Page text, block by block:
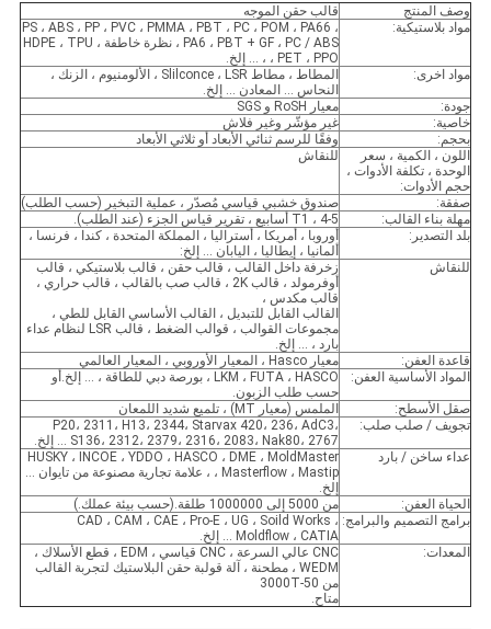
وصف المنتج
قالب حقن الموجه
مواد بلاستيكية:
PS ، ABS ، PP ، PVC ، PMMA ، PBT ، PC ، POM ، PA66 ،
PA6 ، PBT + GF ، PC / ABS ، نظرة خاطفة ، HDPE ، TPU
، PET ، PPO ، ... إلخ.
مواد اخرى:
المطاط ، مطاط Slilconce ، LSR ، الألومنيوم ، الزنك ،
النحاس ... المعادن ... إلخ.
جودة:
معيار RoSH و SGS
خاصية:
غير مؤشّر وغير فلاش
بحجم:
وفقًا للرسم ثنائي الأبعاد أو ثلاثي الأبعاد
اللون ، الكمية ، سعر
الوحدة ، تكلفة الأدوات ،
حجم الأدوات:
للنقاش
صفقة:
صندوق خشبي قياسي مُصدّر ، عملية التبخير (حسب الطلب)
مهلة بناء القالب:
T1 ، 4-5 أسابيع ، تقرير قياس الجزء (عند الطلب).
بلد التصدير:
أوروبا ، أمريكا ، أستراليا ، المملكة المتحدة ، كندا ، فرنسا ،
ألمانيا ، إيطاليا ، اليابان ... إلخ:
للنقاش
زخرفة داخل القالب ، قالب حقن ، قالب بلاستيكي ، قالب
أوفرمولد ، قالب 2K ، قالب صب بالقالب ، قالب حراري ،
قالب مكدس ،
القالب القابل للتبديل ، القالب الأساسي القابل للطي ،
مجموعات القوالب ، قوالب الضغط ، قالب LSR لنظام عداء
بارد ، ... إلخ.
قاعدة العفن:
معيار Hasco ، المعيار الأوروبي ، المعيار العالمي
المواد الأساسية العفن:
LKM ، FUTA ، HASCO ، بورصة دبي للطاقة ، ... إلخ.أو
حسب طلب الزبون.
صقل الأسطح:
الملمس (معيار MT) ، تلميع شديد اللمعان
تجويف / صلب صلب:
P20، 2311، H13، 2344، Starvax 420، 236، AdC3،
S136، 2312، 2379، 2316، 2083، Nak80، 2767 ... إلخ.
عداء ساخن / بارد
HUSKY ، INCOE ، YDDO ، HASCO ، DME ، MoldMaster
، Masterflow ، Mastip ، علامة تجارية مصنوعة من تايوان ...
إلخ.
الحياة العفن:
من 5000 إلى 1000000 طلقة.(حسب بيئة عملك.)
برامج التصميم والبرامج: CAD ، CAM ، CAE ، Pro-E ، UG ، Soild Works ،
Moldflow ، CATIA ... إلخ.
المعدات:
CNC عالي السرعة ، CNC قياسي ، EDM ، قطع الأسلاك ،
WEDM ، مطحنة ، آلة قولبة حقن البلاستيك لتجربة القالب
من 50-3000T
متاح.